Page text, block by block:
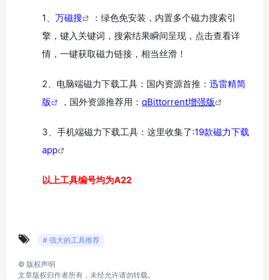
1、 万磁搜
：绿色免安装，内置多个磁力搜索引
擎，键入关键词，搜索结果瞬间呈现，点击查看详
情，一键获取磁力链接，相当丝滑！
2、电脑端磁力下载工具：国内资源首推： 迅雷精简
版
，国外资源推荐用： qBittorrent增强版
3、手机端磁力下载工具：这里收集了:19款磁力下载
app
以上工具编号均为A22
# 强大的工具推荐
© 版权声明
文章版权归作者所有，未经允许请勿转载。